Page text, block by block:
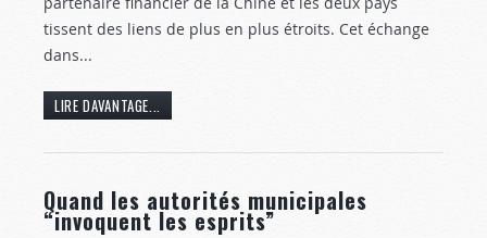
tissent des liens de plus en plus étroits. Cet échange
dans...
LIRE DAVANTAGE...
Quand les autorités municipales
“invoquent les esprits”